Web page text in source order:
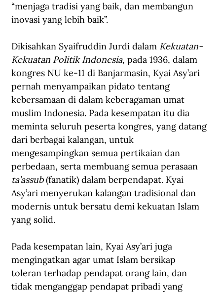
“menjaga tradisi yang baik, dan membangun
inovasi yang lebih baik”.
Dikisahkan Syaifruddin Jurdi dalam Kekuatan-
Kekuatan Politik Indonesia, pada 1936, dalam
kongres NU ke-11 di Banjarmasin, Kyai Asy’ari
pernah menyampaikan pidato tentang
kebersamaan di dalam keberagaman umat
muslim Indonesia. Pada kesempatan itu dia
meminta seluruh peserta kongres, yang datang
dari berbagai kalangan, untuk
mengesampingkan semua pertikaian dan
perbedaan, serta membuang semua perasaan
ta’assub (fanatik) dalam berpendapat. Kyai
Asy’ari menyerukan kalangan tradisional dan
modernis untuk bersatu demi kekuatan Islam
yang solid.
Pada kesempatan lain, Kyai Asy’ari juga
mengingatkan agar umat Islam bersikap
toleran terhadap pendapat orang lain, dan
tidak menganggap pendapat pribadi yang